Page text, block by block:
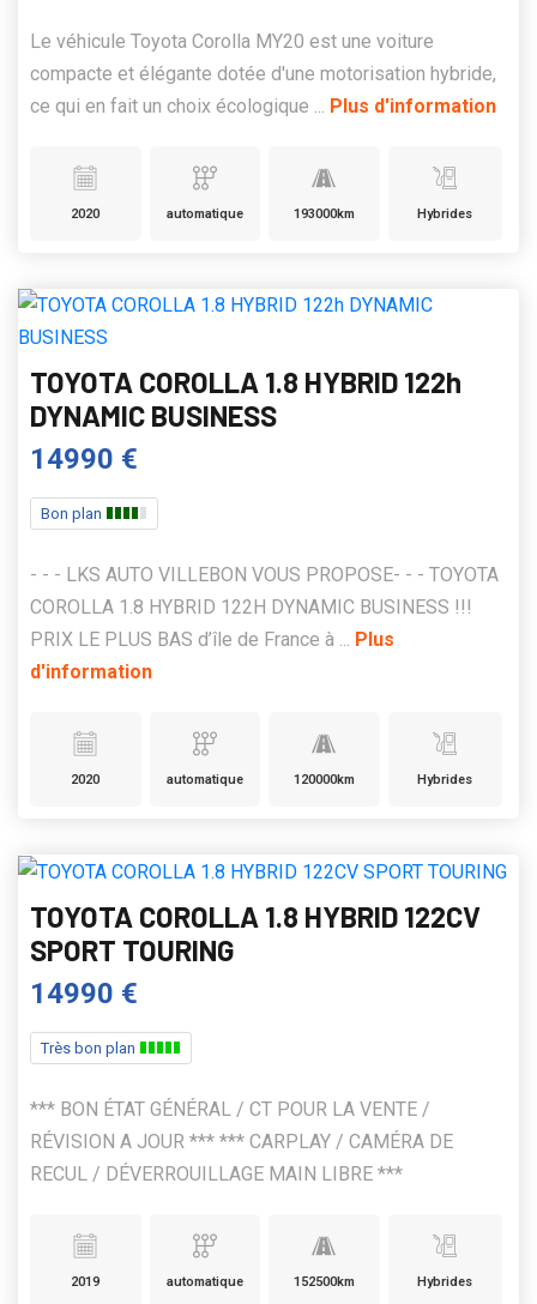
Le véhicule Toyota Corolla MY20 est une voiture
compacte et élégante dotée d'une motorisation hybride,
ce qui en fait un choix écologique ... Plus d'information
2020 automatique 193000km Hybrides
TOYOTA COROLLA 1.8 HYBRID 122h
DYNAMIC BUSINESS
14990 €
Bon plan
- - - LKS AUTO VILLEBON VOUS PROPOSE- - - TOYOTA
COROLLA 1.8 HYBRID 122H DYNAMIC BUSINESS !!!
PRIX LE PLUS BAS d’île de France à ... Plus
d'information
2020 automatique 120000km Hybrides
TOYOTA COROLLA 1.8 HYBRID 122CV
SPORT TOURING
14990 €
Très bon plan
*** BON ÉTAT GÉNÉRAL / CT POUR LA VENTE /
RÉVISION A JOUR *** *** CARPLAY / CAMÉRA DE
RECUL / DÉVERROUILLAGE MAIN LIBRE ***
2019 automatique 152500km Hybrides